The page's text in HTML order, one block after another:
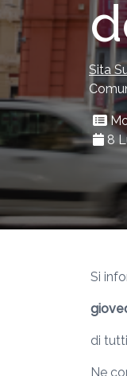
Sita
8
Si
di
Ne